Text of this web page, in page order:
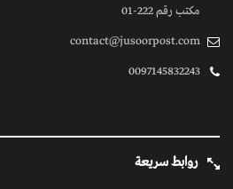
مكتب رقم 222-01
contact@jusoorpost.com
0097145832243
روابط سريعة